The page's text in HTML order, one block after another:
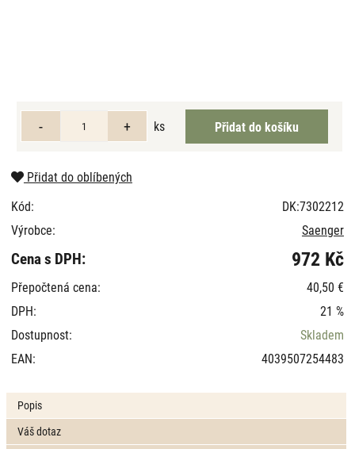
ks
Přidat do oblíbených
Kód:
DK:7302212
Výrobce:
Saenger
Cena s DPH: 972 Kč
Přepočtená cena:
40,50 €
DPH:
21 %
Dostupnost:
Skladem
EAN:
4039507254483
Popis
Váš dotaz